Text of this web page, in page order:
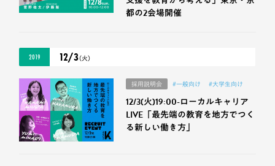
都の2会場開催
2019 12/3（火）
採用説明会 #一般向け #大学生向け
12/3(火)19:00-ローカルキャリア
LIVE「最先端の教育を地方でつく
る新しい働き方」